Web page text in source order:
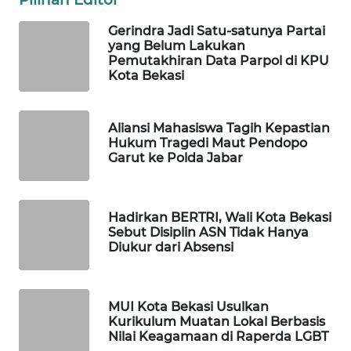
Gerindra Jadi Satu-satunya Partai
yang Belum Lakukan
Pemutakhiran Data Parpol di KPU
Kota Bekasi
Aliansi Mahasiswa Tagih Kepastian
Hukum Tragedi Maut Pendopo
Garut ke Polda Jabar
Hadirkan BERTRI, Wali Kota Bekasi
Sebut Disiplin ASN Tidak Hanya
Diukur dari Absensi
MUI Kota Bekasi Usulkan
Kurikulum Muatan Lokal Berbasis
Nilai Keagamaan di Raperda LGBT
ID
WATCH